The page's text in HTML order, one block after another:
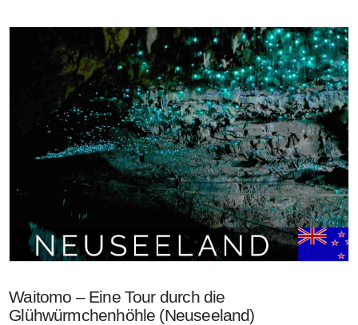
Waitomo – Eine Tour durch die
Glühwürmchenhöhle (Neuseeland)